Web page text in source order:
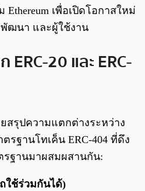
เพื่อเปิดโอกาสใหม่
ฒนา และผู้ใช้งาน
ERC-20 และ ERC-
สรุปความแตกต่างระหว่าง
ตรฐานโทเค็น ERC-404 ที่ดึง
รฐานมาผสมผสานกัน:
ใช้ร่วมกันได้)